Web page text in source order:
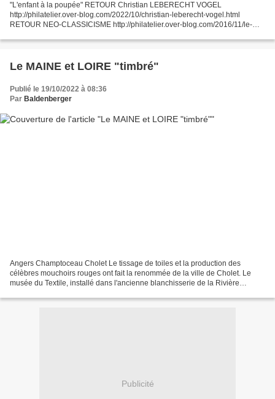
"L'enfant à la poupée" RETOUR Christian LEBERECHT VOGEL
http://philatelier.over-blog.com/2022/10/christian-leberecht-vogel.html
RETOUR NEO-CLASSICISME http://philatelier.over-blog.com/2016/11/le-
blog.com/2019/10/epoque-moderne-17e-et-18e-siecle.html...
Le MAINE et LOIRE "timbré"
Publié le 19/10/2022 à 08:36
Par Baldenberger
Angers Champtoceau Cholet Le tissage de toiles et la production des
célèbres mouchoirs rouges ont fait la renommée de la ville de Cholet. Le
musée du Textile, installé dans l'ancienne blanchisserie de la Rivière
Publicité